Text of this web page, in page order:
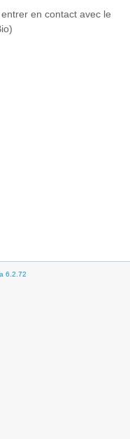
en contact avec le
6.2.72